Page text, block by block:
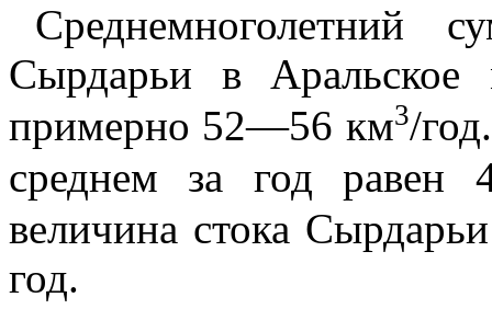
Среднемноголетний
Сырдарьи в Аральское
примерно 52—56 км3/
среднем за год равен
величина стока
год.